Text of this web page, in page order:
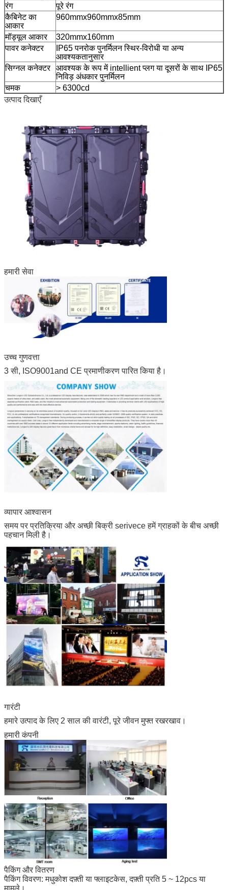
रंग
पूरे रंग
कैबिनेट का
आकार
960mmx960mmx85mm
मॉड्यूल आकार
320mmx160mm
पावर कनेक्टर
IP65 पनरोक पुनर्मिलन स्थिर-विरोधी या अन्य
आवश्यकतानुसार
सिग्नल कनेक्टर
आवश्यक के रूप में intellient प्लग या दूसरों के साथ IP65
निविड़ अंधकार पुनर्मिलन
चमक
> 6300cd
उत्पाद दिखाएँ
हमारी सेवा
उच्च गुणवत्ता
3 सी, ISO9001and CE प्रमाणीकरण पारित किया है।
व्यापार आश्वासन
समय पर प्रतिक्रिया और अच्छी बिक्री serivece हमें ग्राहकों के बीच अच्छी
पहचान मिली है।
गारंटी
हमारे उत्पाद के लिए 2 साल की वारंटी, पूरे जीवन मुफ्त रखरखाव।
हमारी कंपनी
पैकिंग और वितरण
पैकिंग विवरण: मधुकोश दफ़्ती या फ्लाइटकेस, दफ़्ती प्रति 5 ~ 12pcs या
मामले।